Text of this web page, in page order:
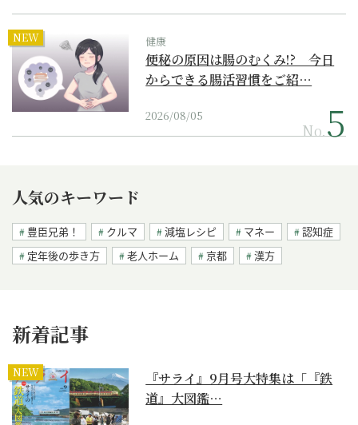
NEW 健康
便秘の原因は腸のむくみ!? 今日
からできる腸活習慣をご紹…
2026/08/05
No.
人気のキーワード
豊臣兄弟！ クルマ 減塩レシピ マネー
認知症
定年後の歩き方
老人ホーム 京都 漢方
新着記事
NEW
『サライ』9月号大特集は「『鉄
道』大図鑑…